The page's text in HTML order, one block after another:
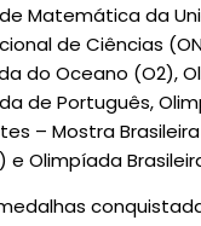
Matemática da
de Ciências
do Oceano
de Português,
– Mostra
Olimpíada